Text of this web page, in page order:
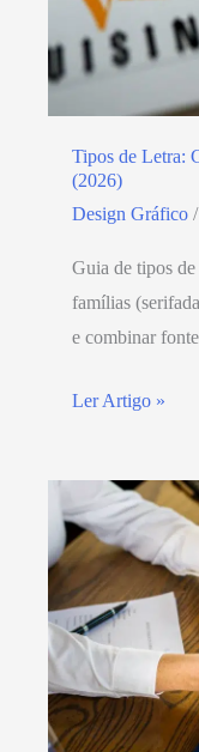
Tipos de Letra:
(2026)
Design Gráfico
Guia de tipos
famílias
e combinar
Ler Artigo »